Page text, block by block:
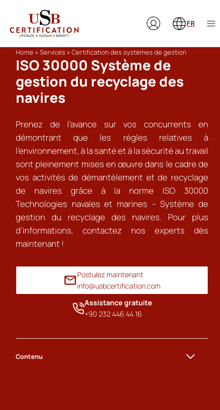
contenu
FR
Home » Services » Certification des systèmes de gestion
ISO 30000 Système de
gestion du recyclage des
navires
Prenez de l’avance sur vos concurrents en
démontrant que les règles relatives à
l’environnement, à la santé et à la sécurité au travail
sont pleinement mises en œuvre dans le cadre de
vos activités de démantèlement et de recyclage
de navires grâce à la norme ISO 30000
Technologies navales et marines – Système de
gestion du recyclage des navires. Pour plus
d’informations, contactez nos experts dès
maintenant !
Postulez maintenant
info@usbcertification.com
Assistance gratuite
+90 232 446 44 16
Contenu